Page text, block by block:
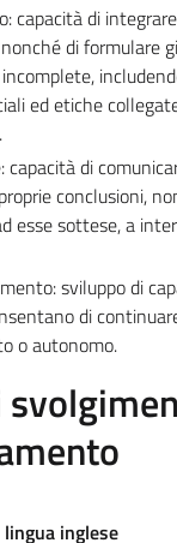
capacità di
di formulare
ed etiche
di
conclusioni,
esse sottese, a
sviluppo di
di
o autonomo.
inglese